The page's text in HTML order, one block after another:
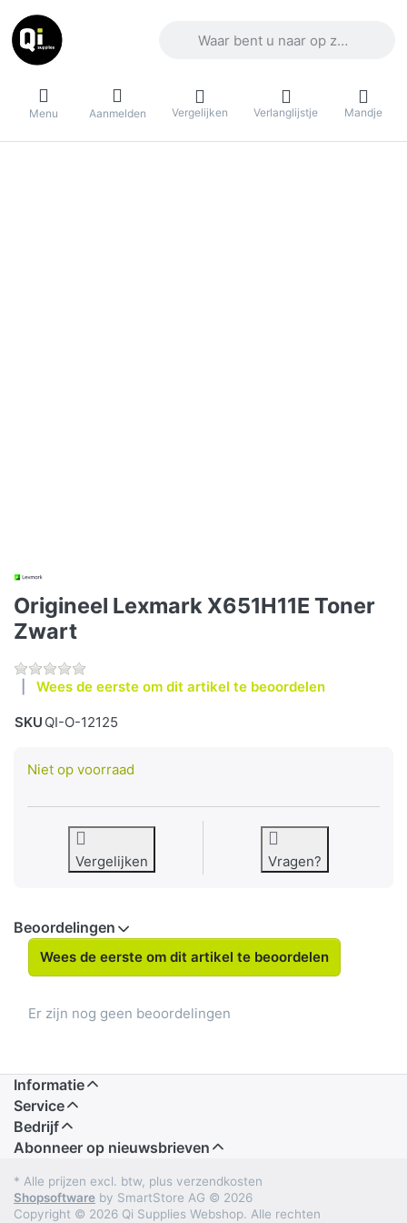
Menu Aanmelden Vergelijken Verlanglijstje Mandje
Origineel Lexmark X651H11E Toner
Zwart
Wees de eerste om dit artikel te beoordelen
SKU QI-O-12125
Niet op voorraad
Vergelijken Vragen?
Beoordelingen
Wees de eerste om dit artikel te beoordelen
Er zijn nog geen beoordelingen
Informatie
Service
Bedrijf
Abonneer op nieuwsbrieven
* Alle prijzen excl. btw, plus verzendkosten
Shopsoftware by SmartStore AG © 2026
Copyright © 2026 Qi Supplies Webshop. Alle rechten